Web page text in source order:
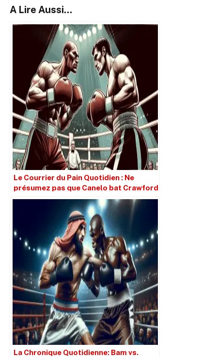
A Lire Aussi...
Le Courrier du Pain Quotidien : Ne
présumez pas que Canelo bat Crawford
simplement parce qu’il est plus grand.
La Chronique Quotidienne: Bam vs.